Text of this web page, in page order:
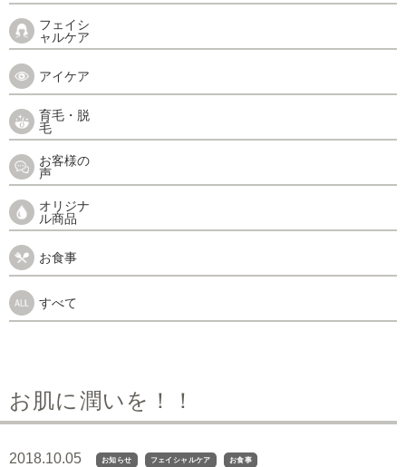
フェイシ
ャルケア
アイケア
育毛・脱
毛
お客様の
声
オリジナ
ル商品
お食事
すべて
お肌に潤いを！！
2018.10.05 お知らせ フェイシャルケア お食事